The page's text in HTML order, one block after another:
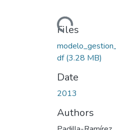
Loading...
Files
df(3.28 MB)
Date
2013
Authors